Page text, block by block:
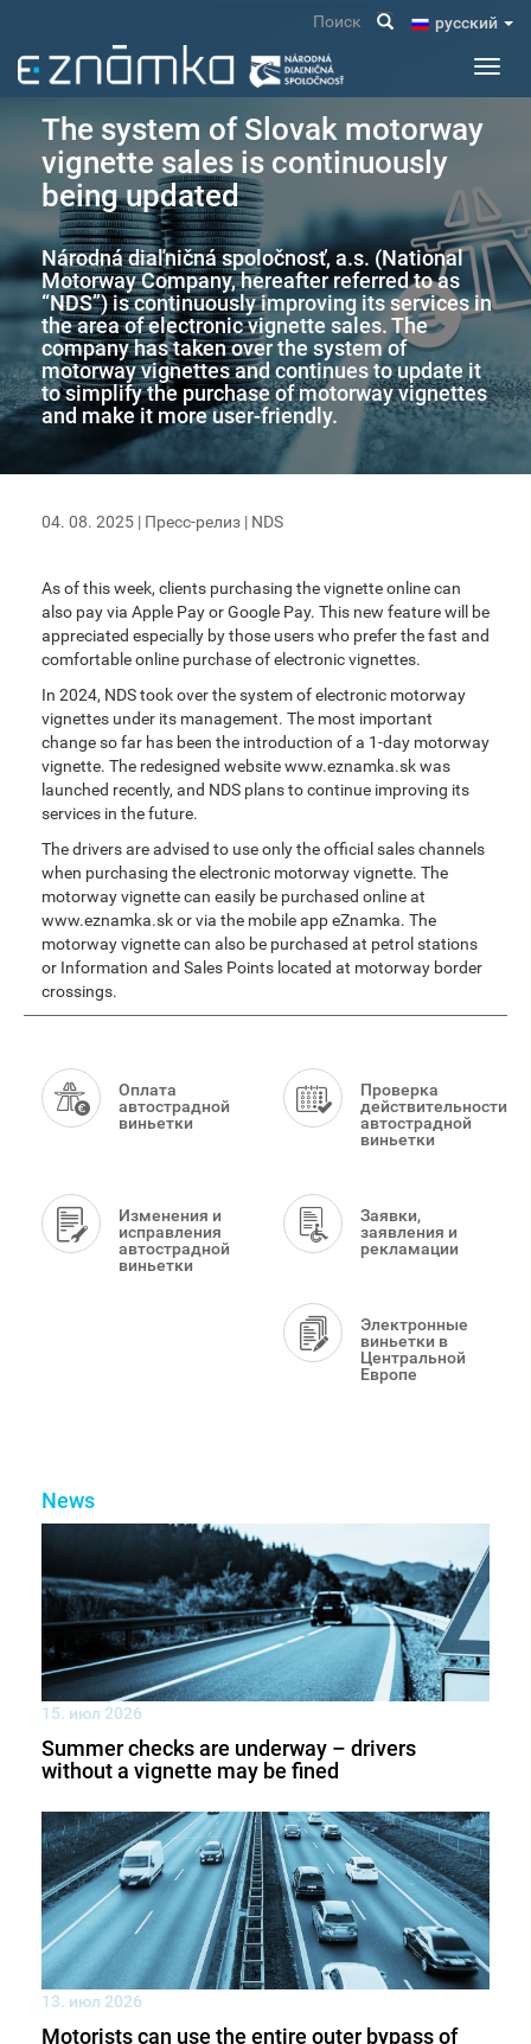
основному
содержанию
pусский
Поиск
The system of Slovak motorway
vignette sales is continuously
being updated
Národná diaľničná spoločnosť, a.s. (National
Motorway Company, hereafter referred to as
“NDS”) is continuously improving its services in
the area of electronic vignette sales. The
company has taken over the system of
motorway vignettes and continues to update it
to simplify the purchase of motorway vignettes
and make it more user-friendly.
04. 08. 2025 | Пресс-релиз | NDS
As of this week, clients purchasing the vignette online can
also pay via Apple Pay or Google Pay. This new feature will be
appreciated especially by those users who prefer the fast and
comfortable online purchase of electronic vignettes.
In 2024, NDS took over the system of electronic motorway
vignettes under its management. The most important
change so far has been the introduction of a 1-day motorway
vignette. The redesigned website www.eznamka.sk was
launched recently, and NDS plans to continue improving its
services in the future.
The drivers are advised to use only the official sales channels
when purchasing the electronic motorway vignette. The
motorway vignette can easily be purchased online at
www.eznamka.sk or via the mobile app eZnamka. The
motorway vignette can also be purchased at petrol stations
or Information and Sales Points located at motorway border
crossings.
Menu
Оплата
автострадной
виньетки
Проверка
действительности
автострадной
виньетки
Изменения и
исправления
автострадной
виньетки
Заявки,
заявления и
рекламации
Электронные
виньетки в
Центральной
Европе
News
15. июл 2026
Summer checks are underway – drivers
without a vignette may be fined
13. июл 2026
Motorists can use the entire outer bypass of